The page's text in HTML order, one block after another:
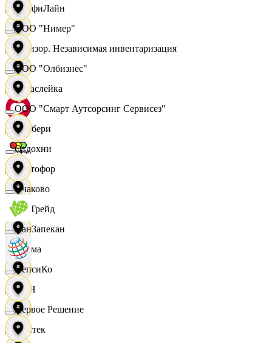
ПрофиЛайн
Ревизор. Независимая инвентаризация
Саваслейка
Самбери
Светофор
СетТрейд
Сигма
СИН
Синтек
ООО "Нимер"
ООО "Олбизнес"
ООО "Смарт Аутсорсинг Сервисез"
Отдохни
Очаково
ПанЗапекан
ПепсиКо
Первое Решение